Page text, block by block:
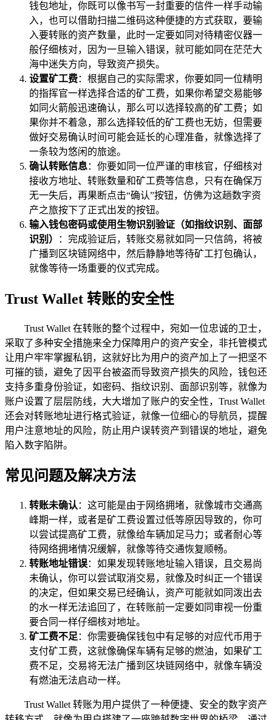
钱包地址，你既可以像书写一封重要的信件一样手动输
入，也可以借助扫描二维码这种便捷的方式获取，要输
入要转账的资产数量，此时一定要如同对待精密仪器一
般仔细核对，因为一旦输入错误，就可能如同在茫茫大
海中迷失方向，导致资产损失。
设置矿工费：根据自己的实际需求，你要如同一位精明
的指挥官一样选择合适的矿工费，如果你希望交易能够
如同火箭般迅速确认，那么可以选择较高的矿工费；如
果你并不着急，那么选择较低的矿工费也无妨，但需要
做好交易确认时间可能会延长的心理准备，就像选择了
一条较为悠闲的旅途。
确认转账信息：你要如同一位严谨的审核官，仔细核对
接收方地址、转账数量和矿工费等信息，只有在确保万
无一失后，再果断点击“确认”按钮，仿佛为这趟数字资
产之旅按下了正式出发的按钮。
输入钱包密码或使用生物识别验证（如指纹识别、面部
识别）
：完成验证后，转账交易就如同一只信鸽，将被
广播到区块链网络中，然后静静地等待矿工打包确认，
就像等待一场重要的仪式完成。
Trust Wallet 转账的安全性
Trust Wallet 在转账的整个过程中，宛如一位忠诚的卫士，
采取了多种安全措施来全力保障用户的资产安全，非托管模式
让用户牢牢掌握私钥，这就好比为用户的资产加上了一把坚不
可摧的锁，避免了因平台被盗而导致资产损失的风险，钱包还
支持多重身份验证，如密码、指纹识别、面部识别等，就像为
账户设置了层层防线，大大增加了账户的安全性，Trust Wallet
还会对转账地址进行格式验证，就像一位细心的导航员，提醒
用户注意地址的风险，防止用户误转资产到错误的地址，避免
陷入数字陷阱。
常见问题及解决方法
转账未确认 ：这可能是由于网络拥堵，就像城市交通高
峰期一样，或者是矿工费设置过低等原因导致的，你可
以尝试提高矿工费，就像给车辆加足马力；或者耐心等
待网络拥堵情况缓解，就像等待交通恢复顺畅。
转账地址错误：如果发现转账地址输入错误，且交易尚
未确认，你可以尝试取消交易，就像及时纠正一个错误
的决定，但如果交易已经确认，资产可能就如同泼出去
的水一样无法追回了，在转账前一定要如同审视一份重
要合同一样仔细核对地址。
矿工费不足 ：你需要确保钱包中有足够的对应代币用于
支付矿工费，这就像确保车辆有足够的燃油，如果矿工
费不足，交易将无法广播到区块链网络中，就像车辆没
有燃油无法启动一样。
Trust Wallet 转账为用户提供了一种便捷、安全的数字资产